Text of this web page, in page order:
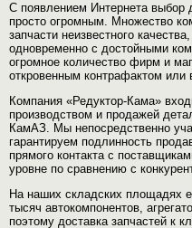
С появлением Интернета выбор
просто огромным. Множество
запчасти неизвестного
одновременно с достойными
огромное количество фирм и
откровенным контрафактом
Компания «Редуктор-Кама»
производством и продажей
КамАЗ. Мы непосредственно
гарантируем подлинность
прямого контакта с
уровне по сравнению с
На наших складских площадях
тысяч автокомпонентов,
поэтому доставка запчастей к